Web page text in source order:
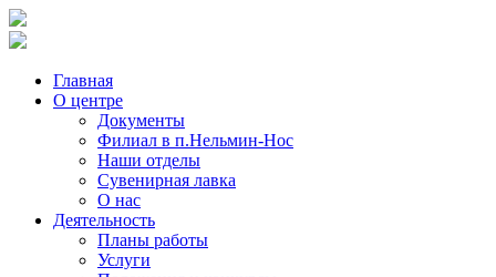
Главная
О центре
Документы
Филиал в п.Нельмин-Нос
Наши отделы
Сувенирная лавка
О нас
Деятельность
Планы работы
Услуги